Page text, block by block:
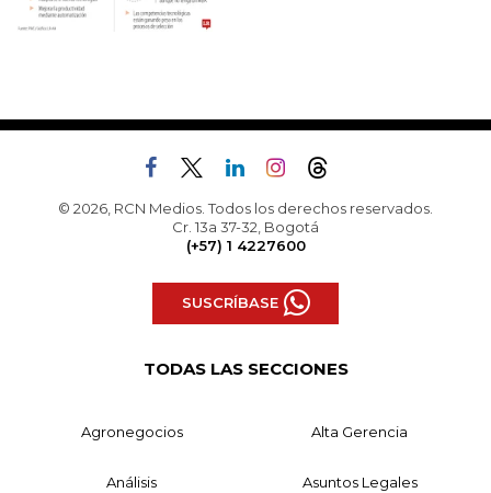
© 2026, RCN Medios. Todos los derechos reservados.
Cr. 13a 37-32, Bogotá
(+57) 1 4227600
SUSCRÍBASE
TODAS LAS SECCIONES
Agronegocios Alta Gerencia
Análisis Asuntos Legales